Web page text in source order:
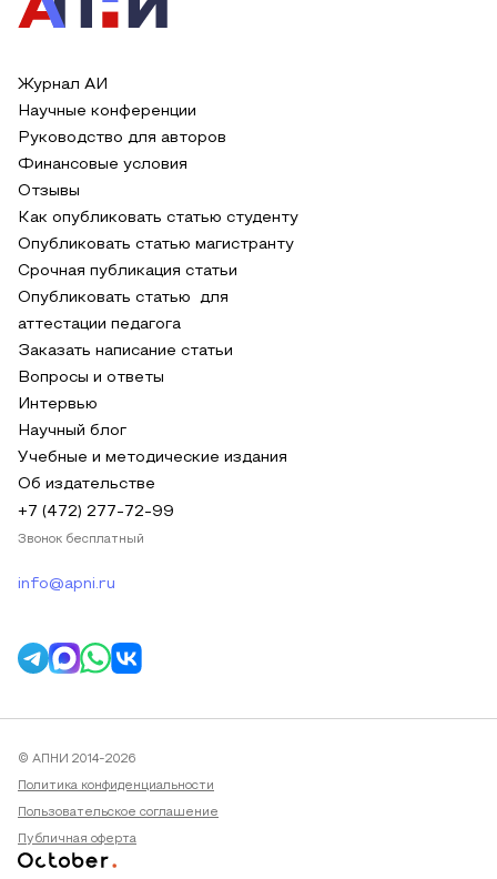
Журнал АИ
Научные конференции
Руководство для авторов
Финансовые условия
Отзывы
Как опубликовать статью студенту
Опубликовать статью магистранту
Срочная публикация статьи
Опубликовать статью для
аттестации педагога
Заказать написание статьи
Вопросы и ответы
Интервью
Научный блог
Учебные и методические издания
Об издательстве
+7 (472) 277-72-99
Звонок бесплатный
info@apni.ru
© АПНИ 2014-2026
Политика конфиденциальности
Пользовательское соглашение
Публичная оферта